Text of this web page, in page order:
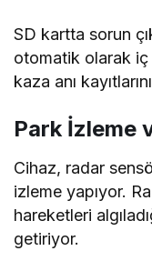
SD kartta sorun
otomatik olarak iç
kaza anı
Park İzleme
Cihaz, radar
izleme yapıyor.
hareketleri
getiriyor.